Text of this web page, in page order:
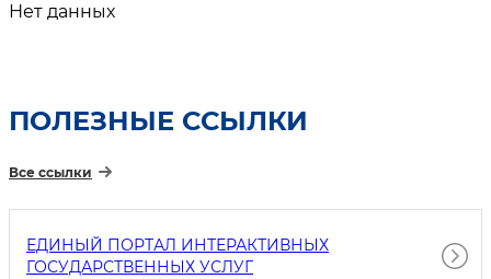
Нет данных
ПОЛЕЗНЫЕ ССЫЛКИ
Все ссылки
ЕДИНЫЙ ПОРТАЛ ИНТЕРАКТИВНЫХ
ГОСУДАРСТВЕННЫХ УСЛУГ